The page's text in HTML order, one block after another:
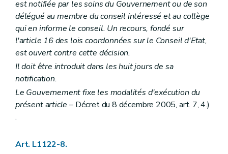
Art. L2212-38
Section 3 Le collège provincial
Sous-section première Mode de désignation et statut des membres du collège provincial
Art. L2212-39
Art. L2212-40
Art. L2212-42
Art. L2212-44
Art. L2212-45
Sous-section 2 Réunions et délibérations du collège provincial
est notifiée par les soins du Gouvernement ou de son
délégué au membre du conseil intéressé et au collège
qui en informe le conseil. Un recours, fondé sur
l'article 16 des lois coordonnées sur le Conseil d'Etat,
est ouvert contre cette décision.
Il doit être introduit dans les huit jours de sa
notification.
Le Gouvernement fixe les modalités d'exécution du
présent article – Décret du 8 décembre 2005, art. 7, 4.)
.
Art. L1122-8.